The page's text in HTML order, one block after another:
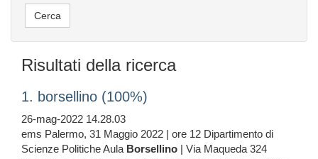
Risultati della ricerca
1. borsellino (100%)
26-mag-2022 14.28.03
ems Palermo, 31 Maggio 2022 | ore 12 Dipartimento di
Scienze Politiche Aula Borsellino | Via Maqueda 324